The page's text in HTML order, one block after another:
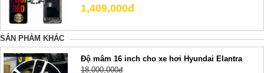
1,409,000đ
SẢN PHẢM KHÁC
Độ mâm 16 inch cho xe hơi Hyundai Elantra
18,000,000đ